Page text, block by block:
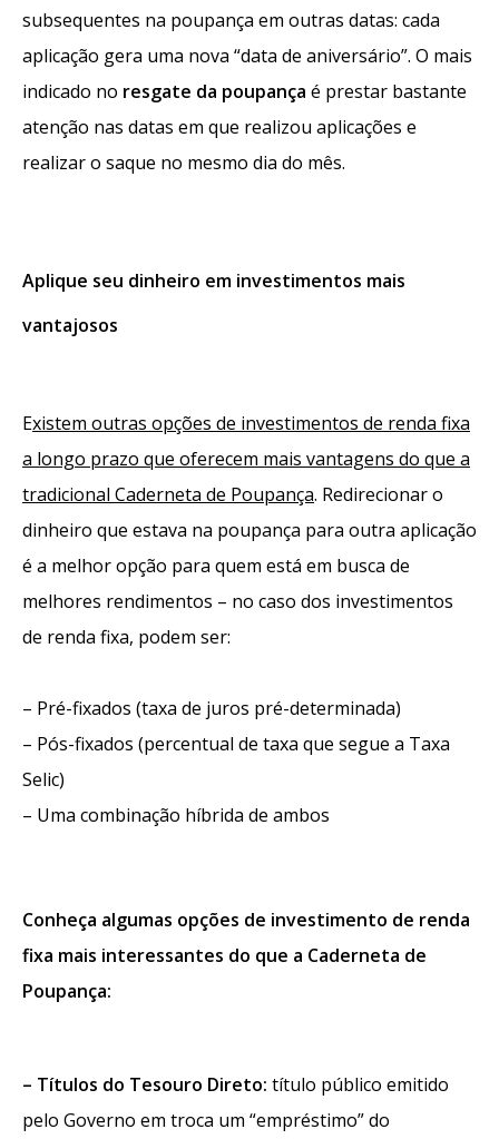
subsequentes na poupança em outras datas: cada
aplicação gera uma nova “data de aniversário”. O mais
indicado no resgate da poupança é prestar bastante
atenção nas datas em que realizou aplicações e
realizar o saque no mesmo dia do mês.
Aplique seu dinheiro em investimentos mais
vantajosos
Existem outras opções de investimentos de renda fixa
a longo prazo que oferecem mais vantagens do que a
tradicional Caderneta de Poupança. Redirecionar o
dinheiro que estava na poupança para outra aplicação
é a melhor opção para quem está em busca de
melhores rendimentos – no caso dos investimentos
de renda fixa, podem ser:
– Pré-fixados (taxa de juros pré-determinada)
– Pós-fixados (percentual de taxa que segue a Taxa
Selic)
– Uma combinação híbrida de ambos
Conheça algumas opções de investimento de renda
fixa mais interessantes do que a Caderneta de
Poupança:
– Títulos do Tesouro Direto: título público emitido
pelo Governo em troca um “empréstimo” do